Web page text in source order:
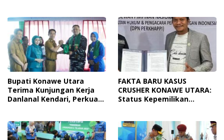
Hidup Sehat
Bupati Konawe Utara
Terima Kunjungan Kerja
Danlanal Kendari, Perkuat
FAKTA BARU KASUS
CRUSHER KONAWE UTARA:
Status Kepemilikan
Tersangka Dr. Ruksamin
Dinilai Prematur